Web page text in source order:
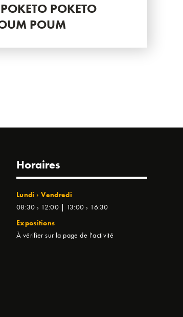
POKETO
POUM
Horaires
Lundi › Vendredi
08:30 › 12:00 | 13:00 › 16:30
Expositions
À vérifier sur la page de l'activité